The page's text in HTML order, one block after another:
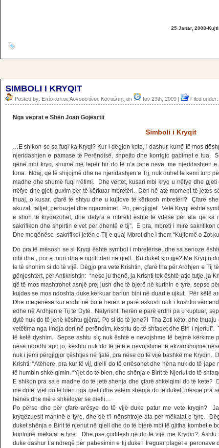
25 Janar, 2008-
SIMBOLI I KRYQIT
Posted by: Επίσκοπος Αυγουστίνος Καντιώτης on Ιαν 29th, 2009 | Filed under:
Nga veprat e Shën Joan Gojëartit
Simboli i Kryqit
…E shikon se sa fuqi ka Kryqi? Kur i dëgjon keto, i dashur, kurrë të mos
njeridashjen e pamasë të Perëndisë, shpejto dhe korrigjo gabimet e tua.
qënë mbi kryq, shumë më tepër hir do të n’a jape neve, me njeridashjen
tona. Ndaj, që të shijojmë dhe ne njeridashjen e Tij, nuk duhet te kemi turp
madhe dhe shumë fuqi rrëfimi. Dhe vërtet, kusari mbi kryq u rrëfye dhe
rrëfye dhe gjeti guxim për të kërkuar mbretëri. Deri në atë moment të jetës
thuaj, o kusar, çfarë të shtyu dhe u kujtove të kërkosh mbretëri? Çfarë
akuzat, talljet, përbuzjet dhe ngacmimet. Po, përgjigjet. Vetë Kryqi është
e shoh të kryqëzohet, dhe detyra e mbretit është të vdesë për ata që
sakrifikon dhe shpirtin e vet për dhentë e tij”. E pra, mbreti i mirë
Dhe meqënëse sakrifikoi jetën e Tij e quaj Mbret dhe i them “Kujtomë o Zot
Do pra të mësosh se si Kryqi është symbol i mbretërisë, dhe sa serioze
mbi dhe’, por e mori dhe e ngriti deri në qiell. Ku duket kjo gjë? Me Kryqin
le të shohim si do të vijë. Dëgjo pra vetë Krishtin, çfarë tha për Ardhjen e Tij
gënjeshtërt, për Antikrishtin: “nëse ju thonë, ja Krishti tek është atje tutje, ja
që të mos mashtrohet asnjë prej jush dhe të bjerë në kurthin e tyre, sepse
kujdes se mos ndoshta duke kërkuar bariun bini në duart e ujkut. Për këtë
Dhe meqënëse kur erdhi në botë herën e parë askush nuk i kushtoi
edhe në Ardhjen e Tij të Dytë. Natyrisht, herën e parë erdhi pa u kuptuar,
dytë nuk do të jenë kështu gjërat. Po si do të jenë?! Tha Zoti këto, dhe
vetëtima nga lindja deri në perëndim, kështu do të shfaqet dhe Biri i njeriut”.
të ketë dyshim. Sepse ashtu siç nuk është e nevojshme të bejmë kërkime
nëse ndodhi apo jo, kështu nuk do të jetë e nevojshme të ekzaminojmë
nuk i jemi përgjigjur çështjes në fjalë, pra nëse do të vijë bashkë me Kryqin.
Krishti: “Atëhere, pra kur të vij, dielli do të errësohet dhe hëna nuk do të
të humbin shkëlqimin. “Yjet do të bien, dhe shënja e Birit të Njeriut do të
E shikon pra sa e madhe do të jetë shënja dhe çfarë shkëlqimi do të ketë?
më dritë, yjet do të bien nga qielli dhe vetëm shënja do të duket, mësoe pra
hënës dhe më e shkëlqyer se dielli…
Po përse dhe për çfarë arësye do të vijë duke patur me vete kryqin?
kryqëzuesit maninë e tyre, dhe që t’i nënshtrojë ata për mëkatat e tyre.
duket shënja e Birit të njeriut në qiell dhe do të bjerë mbi të gjitha kombet e
kuptojnë mëkatat e tyre. Dhe pse çuditesh që do të vijë me Kryqin?
duke dashur t’a ndreqë për pabesimin e tij duke i treguar plagët e peronave